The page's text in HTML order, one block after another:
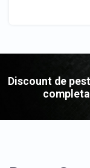
Discount de